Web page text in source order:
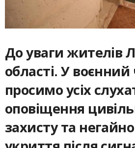
До уваги жителів
області. У воєнний
просимо усіх
оповіщення
захисту та